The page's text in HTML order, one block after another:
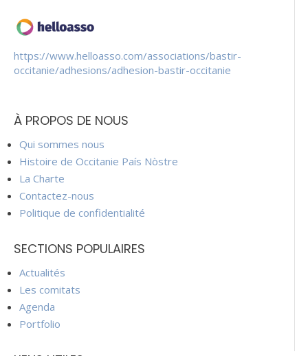
https://www.helloasso.com/associations/bastir-
occitanie/adhesions/adhesion-bastir-occitanie
À PROPOS DE NOUS
Qui sommes nous
Histoire de Occitanie País Nòstre
La Charte
Contactez-nous
Politique de confidentialité
SECTIONS POPULAIRES
Actualités
Les comitats
Agenda
Portfolio